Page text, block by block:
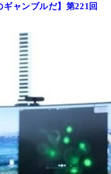
ャンブルだ】第221回